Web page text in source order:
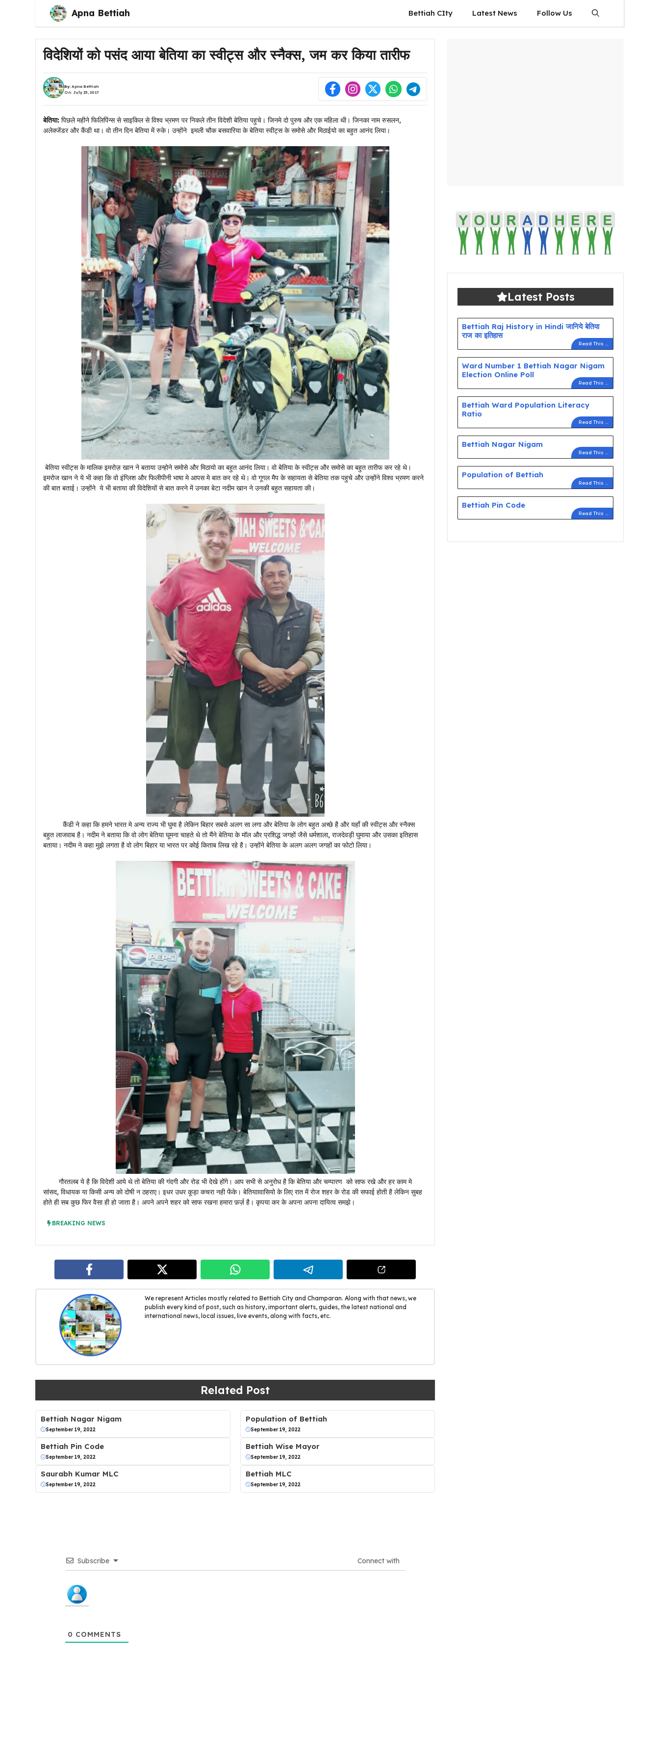
Apna Bettiah Bettiah CIty Latest News Follow Us
विदेशियों को पसंद आया बेतिया का स्वीट्स और स्नैक्स, जम कर किया तारीफ
By: Apna Bettiah
On: July 25, 2017
बेतिया: पिछले महीने फिलिपिंन्स से साइकिल से विश्व भ्रमण पर निकले तीन विदेशी बेतिया पहुचे। जिनमे दो पुरुष और एक महिला थी। जिनका नाम रुसलन,
अलेक्जेंडर और कैंडी था। वो तीन दिन बेतिया में रुके। उन्होंने इमली चौक बसवारिया के बेतिया स्वीट्स के समोसे और मिठाईयो का बहुत आनंद लिया।
बेतिया स्वीट्स के मालिक इमरोज़ खान ने बताया उन्होने समोसे और मिठायो का बहुत आनंद लिया। वो बेतिया के स्वीट्स और समोसे का बहुत तारीफ कर रहे थे।
इमरोज खान ने ये भी कहा कि वो इंग्लिश और फिलीपीनी भाषा मे आपस मे बात कर रहे थे। वो गूगल मैप के सहायता से बेतिया तक पहुचे और उन्होंने विश्व भ्रमण करने
की बात बताई। उन्होंने ये भी बताया की विदेशियों से बात करने में उनका बेटा नदीम खान ने उनकी बहुत सहायता की।
कैंडी ने कहा कि हमने भारत मे अन्य राज्य भी घुमा है लेकिन बिहार सबसे अलग सा लगा और बेतिया के लोग बहुत अच्छे है और यहाँ की स्वीट्स और स्नैक्स
बहुत लाजवाब है। नदीम ने बताया कि वो लोग बेतिया घूमना चाहते थे तो मैंने बेतिया के मॉल और प्रशिद्ध जगहों जैसे धर्मशाला, राजदेवड़ी घुमाया और उसका इतिहास
बताया। नदीम ने कहा मुझे लगता है वो लोग बिहार या भारत पर कोई किताब लिख रहे है। उन्होंने बेतिया के अलग अलग जगहों का फोटो लिया।
गौरतलब ये है कि विदेशी आये थे तो बेतिया की गंदगी और रोड भी देखे होंगे। आप सभी से अनुरोध है कि बेतिया और चम्पारण को साफ रखे और हर काम मे
सांसद, विधायक या किसी अन्य को दोषी न ठहराए। इधर उधर कूड़ा कचरा नही फेंके। बेतियाावासियो के लिए रात में रोज शहर के रोड की सफाई होती है लेकिन सुबह
होते ही सब कुछ फिर वैसा ही हो जाता है। अपने अपने शहर को साफ रखना हमारा फ़र्ज़ है। कृपया कर के अपना अपना दायित्व समझे।
BREAKING NEWS
We represent Articles mostly related to Bettiah City and Champaran. Along with that news, we
publish every kind of post, such as history, important alerts, guides, the latest national and
international news, local issues, live events, along with facts, etc.
Related Post
Bettiah Nagar Nigam
September 19, 2022
Population of Bettiah
September 19, 2022
Bettiah Pin Code
September 19, 2022
Bettiah Wise Mayor
September 19, 2022
Saurabh Kumar MLC
September 19, 2022
Bettiah MLC
September 19, 2022
Subscribe Connect with
0 COMMENTS
Latest Posts
Bettiah Raj History in Hindi जानिये बेतिया
राज का इतिहास
Read This ...
Ward Number 1 Bettiah Nagar Nigam
Election Online Poll
Read This ...
Bettiah Ward Population Literacy
Ratio
Read This ...
Bettiah Nagar Nigam
Read This ...
Population of Bettiah
Read This ...
Bettiah Pin Code
Read This ...